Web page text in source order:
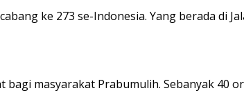
ke 273 se-Indonesia. Yang berada di
masyarakat Prabumulih. Sebanyak 40